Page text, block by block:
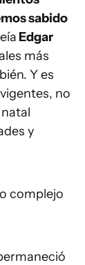
sabido
Edgar
más
Y es
no
y
complejo